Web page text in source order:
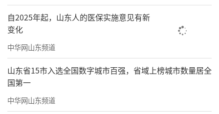
自2025年起，山东人的医保实施意见有新
变化
中华网山东频道
山东省15市入选全国数字城市百强，省域上榜城市数量居全
国第一
中华网山东频道